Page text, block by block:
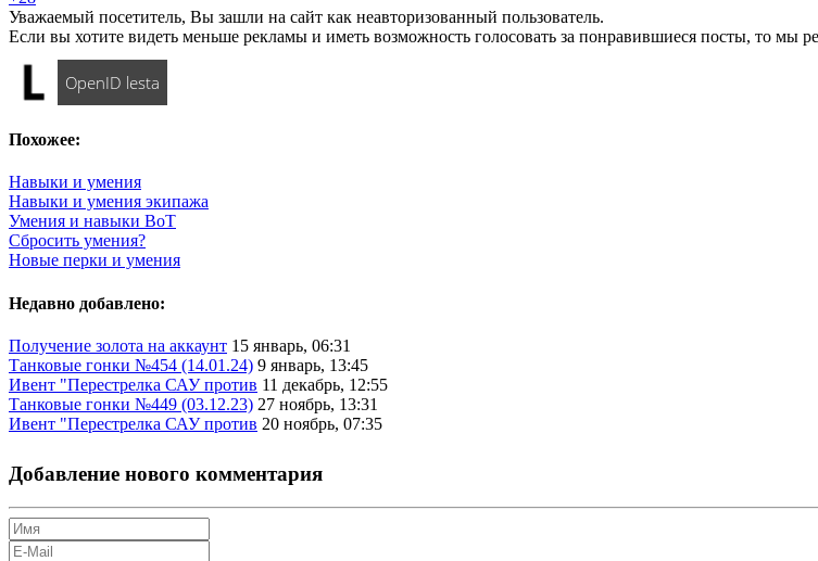
Уважаемый посетитель, Вы зашли на сайт как неавторизованный пользователь.
Если вы хотите видеть меньше рекламы и иметь возможность голосовать за понравившиеся посты, то мы
OpenID lesta
Похожее:
Навыки и умения
Навыки и умения экипажа
Умения и навыки ВоТ
Сбросить умения?
Новые перки и умения
Недавно добавлено:
Получение золота на аккаунт 15 январь, 06:31
Танковые гонки №454 (14.01.24) 9 январь, 13:45
Ивент "Перестрелка САУ против 11 декабрь, 12:55
Танковые гонки №449 (03.12.23) 27 ноябрь, 13:31
Ивент "Перестрелка САУ против 20 ноябрь, 07:35
Добавление нового комментария